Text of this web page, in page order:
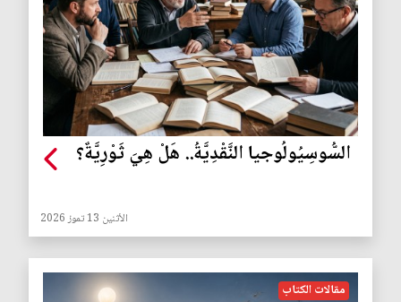
السُّوسِيُولُوجيا النَّقْدِيَّةُ.. هَلْ هِيَ ثَوْرِيَّةٌ؟
الأثنين 13 تموز 2026
مقالات الكتاب